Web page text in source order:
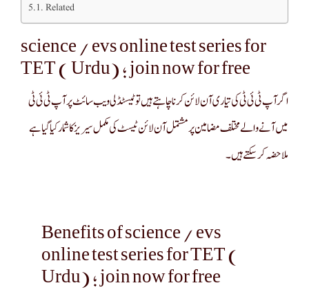
Related
science / evs online test series for
TET ( Urdu) ; join now for free
اگر آپ ٹی ئی ٹی کی تیاری آن لائن کرنا چاہتے ہیں تو ٹیسٹڈلی ویب سائٹ پر آپ ٹی ئی ٹی
میں آنے والے مختلف مضامین پر مشتمل آن لائن ٹیسٹ کی مکمل سیریز کا شمار کیا گیا ہے
ملاحضہ کر سکتے ہیں۔
Benefits of science / evs
online test series for TET (
Urdu) ; join now for free